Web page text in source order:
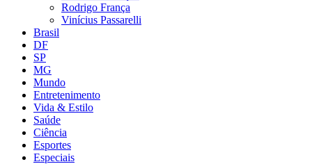
Rodrigo França
Vinícius Passarelli
Brasil
DF
SP
MG
Mundo
Entretenimento
Vida & Estilo
Saúde
Ciência
Esportes
Especiais